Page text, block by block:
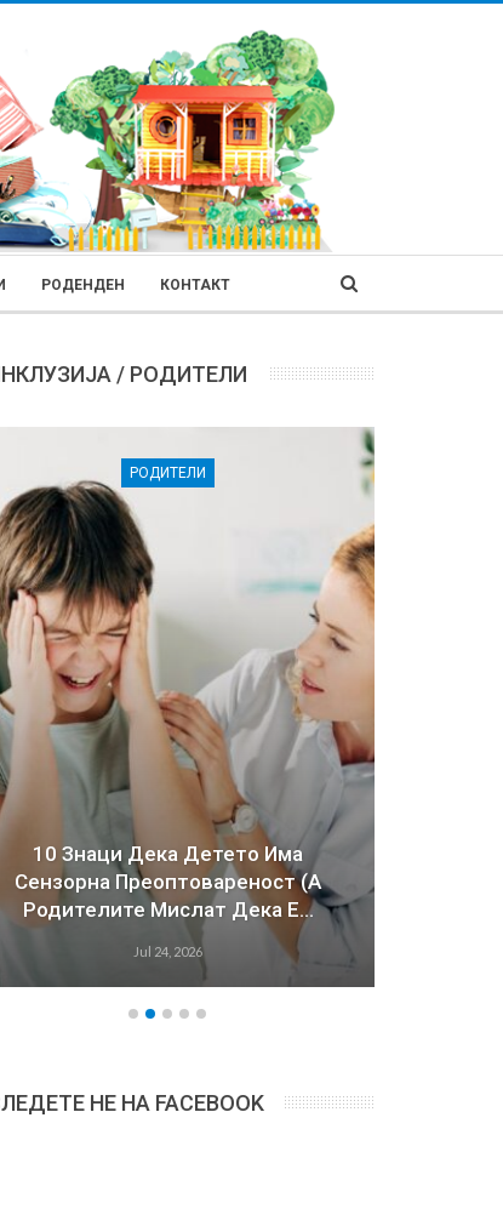
РОДЕНДЕН КОНТАКТ
/ РОДИТЕЛИ
РОДИТЕЛИ
10 Знаци Дека Детето Има
Сензорна Преоптовареност (а
Родителите Мислат Дека Е…
Jul 24, 2026
НЕ НА FACEBOOK